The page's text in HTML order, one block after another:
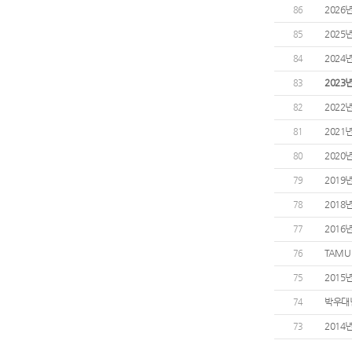
86 2026
85 2025
84 2024
83 2023
82 2022
81 2021
80 2020
79 2019
78 2018
77 2016
76 TAMU
75 2015
74 박우
73 2014